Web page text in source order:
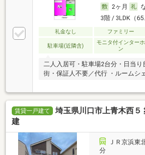
2ヶ月
3階 / 3LDK（
礼金なし ファミリー
駐車場(近隣含)
モニタ付インターホ
ン
二人入居可・駐車場2台分・日当り
街・保証人不要／代行 ・ルームシ
賃貸一戸建て
埼玉県川口市上青木西５
建
ＪＲ京浜東
分